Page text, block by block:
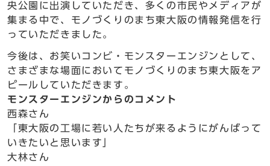
央公園に出演していただき、多くの市民やメディアが
集まる中で、モノづくりのまち東大阪の情報発信を行
っていただきました。
今後は、お笑いコンビ・モンスターエンジンとして、
さまざまな場面においてモノづくりのまち東大阪をア
ピールしていただきます。
モンスターエンジンからのコメント
西森さん
「東大阪の工場に若い人たちが来るようにがんばって
いきたいと思います」
大林さん